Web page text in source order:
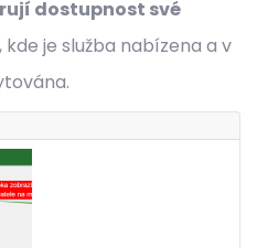
dostupnost své
kde je služba nabízena a v